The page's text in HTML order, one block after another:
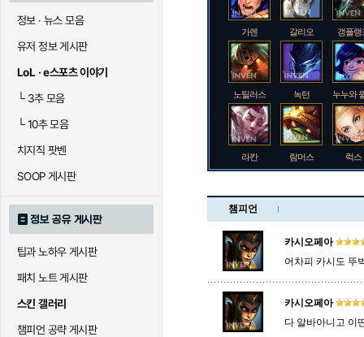
정보 · 뉴스 모음
유저 정보 게시판
LoL · e스포츠 이야기
└3추 모음
└10추 모음
치지직 팟벤
SOOP 게시판
정보 공유 게시판
팁과 노하우 게시판
패치 노트 게시판
스킨 갤러리
챔피언 공략 게시판
가렌 갈리오 갱플랭
노틸러스 녹턴 누누와
라칸 람머스 럭스
말자하 말파이트 멜
챔피언
카시오페아
어차피 카시도 뚜
카시오페아
다 알바아니고 이